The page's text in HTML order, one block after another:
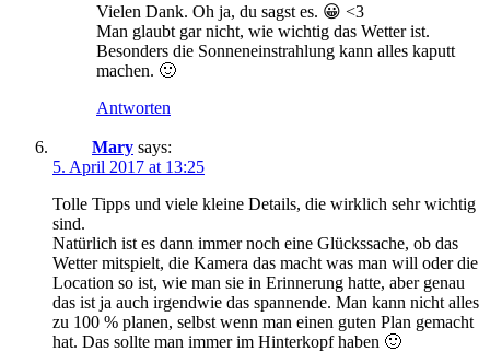
Vielen Dank. Oh ja, du sagst es. 😀 <3
Man glaubt gar nicht, wie wichtig das Wetter ist.
Besonders die Sonneneinstrahlung kann alles kaputt
machen. 🙂
Antworten
Mary says:
5. April 2017 at 13:25
Tolle Tipps und viele kleine Details, die wirklich sehr wichtig
sind.
Natürlich ist es dann immer noch eine Glückssache, ob das
Wetter mitspielt, die Kamera das macht was man will oder die
Location so ist, wie man sie in Erinnerung hatte, aber genau
das ist ja auch irgendwie das spannende. Man kann nicht alles
zu 100 % planen, selbst wenn man einen guten Plan gemacht
hat. Das sollte man immer im Hinterkopf haben 🙂